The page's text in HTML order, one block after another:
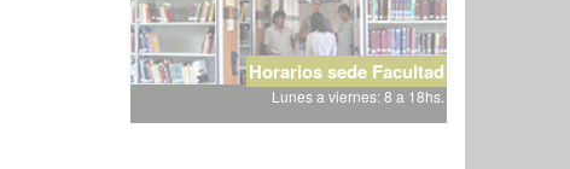
Horarios sede Facultad
Lunes a viernes: 8 a 18hs.